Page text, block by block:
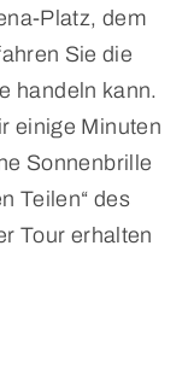
Platz, dem
Sie die
handeln kann.
einige Minuten
Sonnenbrille
Teilen“ des
Tour erhalten